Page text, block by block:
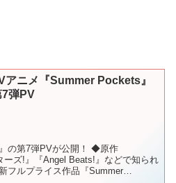
アニメ『Summer Pockets』
7弾PV
の第7弾PVが公開！ ◆原作
ーズ!』『Angel Beats!』などで知られ
フルプライス作品『Summer